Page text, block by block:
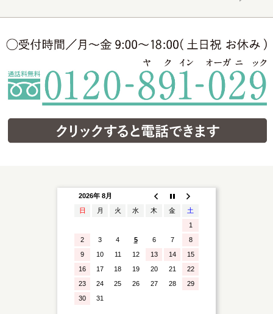
2026年 8月
日
月 火 水 木 金
土
1
2
3 4 5 6 7
8
9
10 11 12 13 14
15
16
17 18 19 20 21
22
23
24 25 26 27 28
29
30
31